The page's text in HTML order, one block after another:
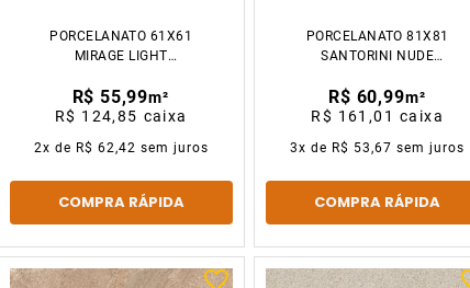
PORCELANATO 61X61
MIRAGE LIGHT
GAUDI
R$ 55,99m²
R$ 124,85 caixa
2x de R$ 62,42 sem juros
COMPRA RÁPIDA
PORCELANATO 81X81
SANTORINI NUDE
GAUDI
R$ 60,99m²
R$ 161,01 caixa
3x de R$ 53,67 sem juros
COMPRA RÁPIDA